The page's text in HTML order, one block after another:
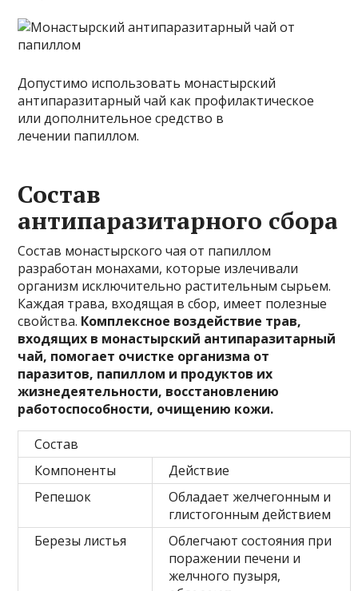
Допустимо использовать монастырский
антипаразитарный чай как профилактическое
или дополнительное средство в
лечении папиллом.
Состав
антипаразитарного сбора
Состав монастырского чая от папиллом
разработан монахами, которые излечивали
организм исключительно растительным сырьем.
Каждая трава, входящая в сбор, имеет полезные
свойства. Комплексное воздействие трав,
входящих в монастырский антипаразитарный
чай, помогает очистке организма от
паразитов, папиллом и продуктов их
жизнедеятельности, восстановлению
работоспособности, очищению кожи.
Состав
Компоненты
Действие
Репешок
Обладает желчегонным и
глистогонным действием
Березы листья
Облегчают состояния при
поражении печени и
желчного пузыря,